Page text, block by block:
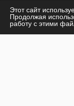
316325600085756
© 2026
Этот сайт
Продолжая
работу с этими